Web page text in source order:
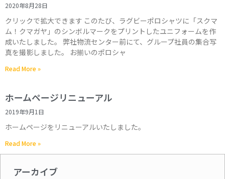
2020年8月28日
クリックで拡大できます このたび、ラグビーポロシャツに「スクマ
ム！クマガヤ」のシンボルマークをプリントしたユニフォームを作
成いたしました。 弊社物流センター前にて、グループ社員の集合写
真を撮影しました。 お揃いのポロシャ
Read More »
ホームページリニューアル
2019年9月1日
ホームページをリニューアルいたしました。
Read More »
アーカイブ